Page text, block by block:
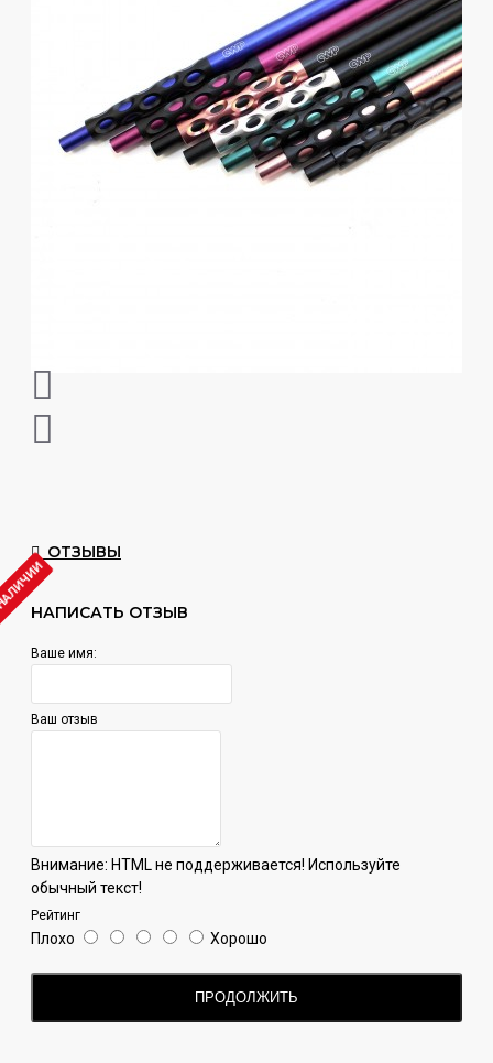
ОТЗЫВЫ
НАПИСАТЬ ОТЗЫВ
Ваше имя:
Ваш отзыв
Внимание: HTML не поддерживается! Используйте
обычный текст!
Рейтинг
Плохо Хорошо
ПРОДОЛЖИТЬ